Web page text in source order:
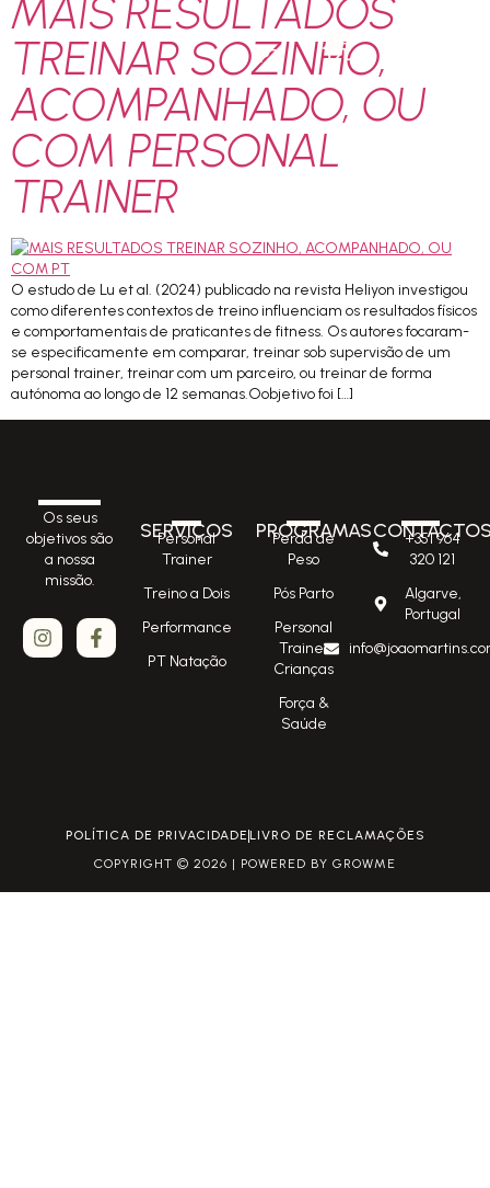
PT
MAIS RESULTADOS
TREINAR SOZINHO,
ACOMPANHADO, OU
COM PERSONAL
TRAINER
O estudo de Lu et al. (2024) publicado na revista Heliyon investigou
como diferentes contextos de treino influenciam os resultados físicos
e comportamentais de praticantes de fitness. Os autores focaram-
se especificamente em comparar, treinar sob supervisão de um
personal trainer, treinar com um parceiro, ou treinar de forma
autónoma ao longo de 12 semanas.Oobjetivo foi […]
Os seus
objetivos são
a nossa
missão.
SERVIÇOS
Personal
Trainer
Treino a Dois
Performance
PT Natação
PROGRAMAS
Perda de
Peso
Pós Parto
Personal
Trainer
Crianças
Força &
Saúde
+351 964
320 121
Algarve,
Portugal
POLÍTICA DE PRIVACIDADE LIVRO DE RECLAMAÇÕES
COPYRIGHT © 2026 | POWERED BY GROWME